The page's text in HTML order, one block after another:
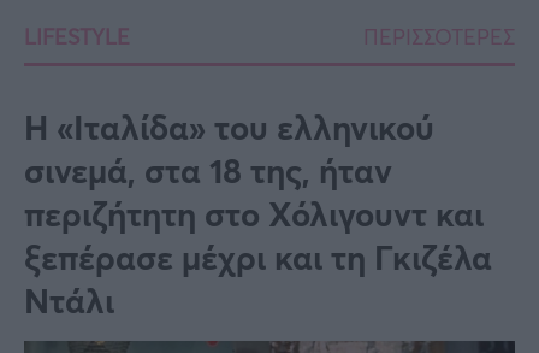
Οικονομία
Πολιτική
Τράπεζες
Επιδοτήσεις
ΕΣΠΑ
Κόσμος
Lifestyle
Αθλητικά
LIFESTYLE ΠΕΡΙΣΣΟΤΕΡΕΣ
Η «Ιταλίδα» του ελληνικού
σινεμά, στα 18 της, ήταν
περιζήτητη στο Χόλιγουντ και
ξεπέρασε μέχρι και τη Γκιζέλα
Ντάλι